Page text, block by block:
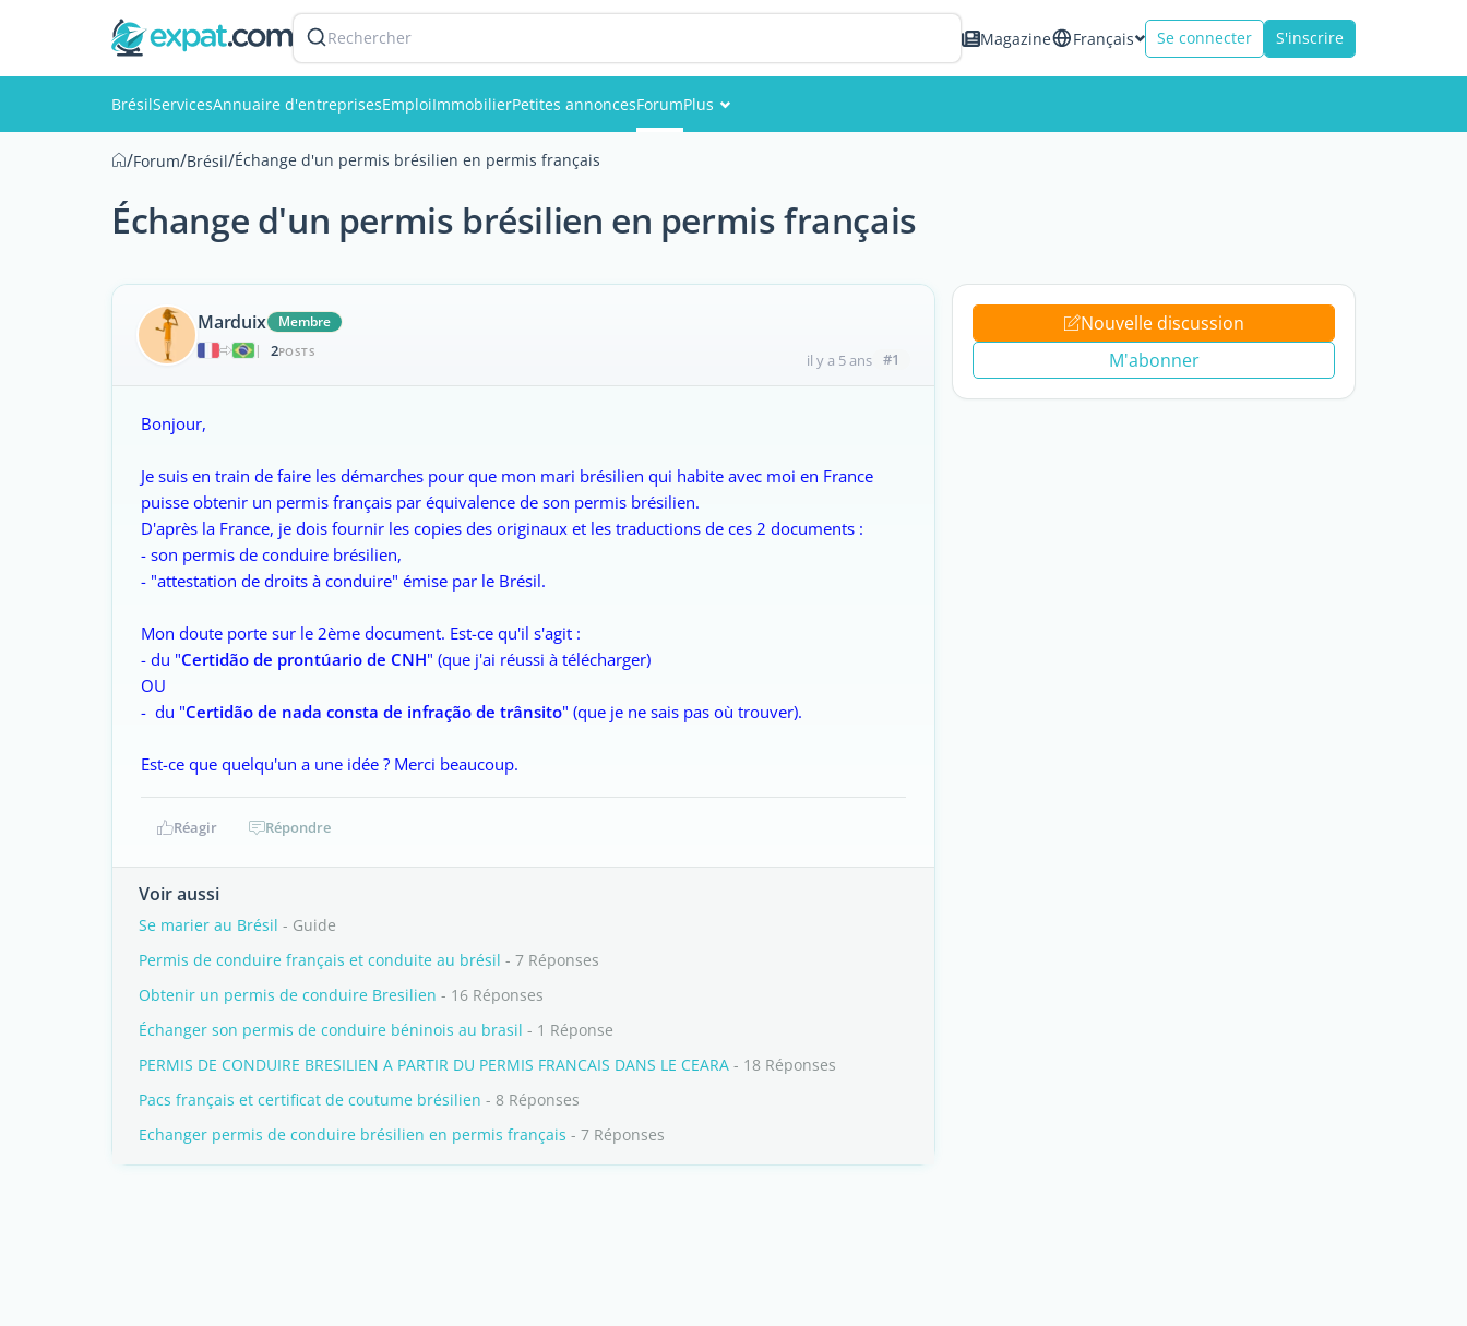
Rechercher Magazine Français Se connecter S'inscrire
BrésilServicesAnnuaire d'entreprisesEmploiImmobilierPetites annoncesForumPlus
Membres
/Forum/Brésil/Échange d'un permis brésilien en permis français
Échange d'un permis brésilien en permis français
Marduix
Membre
|
2POSTS il y a 5 ans #1
Bonjour,
Je suis en train de faire les démarches pour que mon mari brésilien qui habite avec moi en France
puisse obtenir un permis français par équivalence de son permis brésilien.
D'après la France, je dois fournir les copies des originaux et les traductions de ces 2 documents :
- son permis de conduire brésilien,
- "attestation de droits à conduire" émise par le Brésil.
Mon doute porte sur le 2ème document. Est-ce qu'il s'agit :
- du "Certidão de prontúario de CNH" (que j'ai réussi à télécharger)
OU
- du "Certidão de nada consta de infração de trânsito" (que je ne sais pas où trouver).
Est-ce que quelqu'un a une idée ? Merci beaucoup.
Réagir Répondre
Voir aussi
Se marier au Brésil - Guide
Permis de conduire français et conduite au brésil - 7 Réponses
Obtenir un permis de conduire Bresilien - 16 Réponses
Échanger son permis de conduire béninois au brasil - 1 Réponse
PERMIS DE CONDUIRE BRESILIEN A PARTIR DU PERMIS FRANCAIS DANS LE CEARA - 18 Réponses
Pacs français et certificat de coutume brésilien - 8 Réponses
Echanger permis de conduire brésilien en permis français - 7 Réponses
Nouvelle discussion
M'abonner